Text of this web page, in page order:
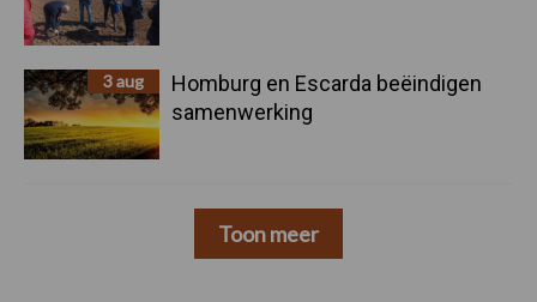
3 aug
Homburg en Escarda beëindigen
samenwerking
Toon meer